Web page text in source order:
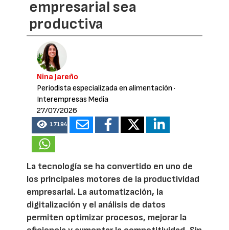
empresarial sea
productiva
Nina Jareño
Periodista especializada en alimentación ·
Interempresas Media
27/07/2026
17194
La tecnología se ha convertido en uno de
los principales motores de la productividad
empresarial. La automatización, la
digitalización y el análisis de datos
permiten optimizar procesos, mejorar la